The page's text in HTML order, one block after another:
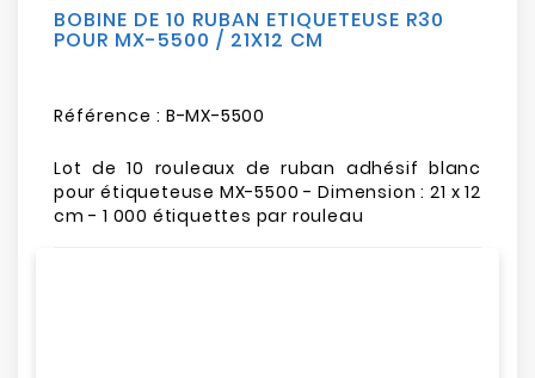
BOBINE DE 10 RUBAN ETIQUETEUSE R30
POUR MX-5500 / 21X12 CM
Référence : B-MX-5500
Lot de 10 rouleaux de ruban adhésif blanc
pour étiqueteuse MX-5500 - Dimension : 21 x 12
cm - 1 000 étiquettes par rouleau